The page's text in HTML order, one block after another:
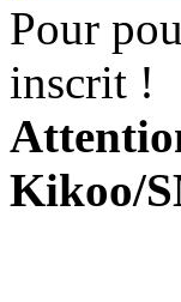
Pour
inscrit !
Kikoo/